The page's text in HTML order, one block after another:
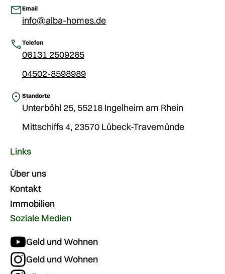
Email
info@alba-homes.de
Telefon
06131 2509265
04502-8598989
Standorte
Unterböhl 25, 55218 Ingelheim am Rhein
Mittschiffs 4, 23570 Lübeck-Travemünde
Links
Über uns
Kontakt
Immobilien
Soziale Medien
Geld und Wohnen
Geld und Wohnen